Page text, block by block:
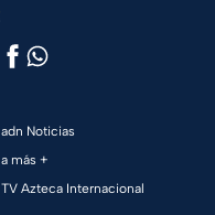
adn Noticias
a más +
TV Azteca Internacional